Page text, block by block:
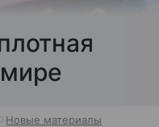
Новые материалы